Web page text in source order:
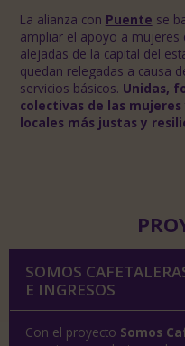
La alianza con Puente se
ampliar el apoyo a mujeres
alejadas de la capital del
quedan relegadas a causa
servicios básicos. Unidas,
colectivas de las
locales más justas y
SOMOS
E INGRESOS
Con el proyecto Somos